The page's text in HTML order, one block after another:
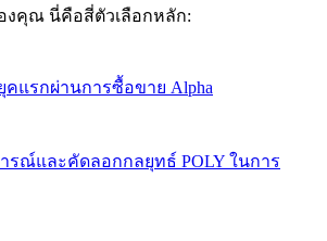
งคุณ นี่คือสี่ตัวเลือกหลัก:
คแรกผ่านการซื้อขาย Alpha
รณ์และคัดลอกกลยุทธ์ POLY ในการ